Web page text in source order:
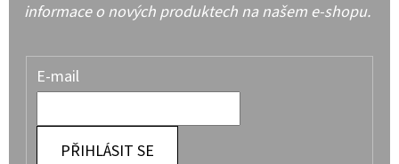
informace o nových produktech na našem e-shopu.
E-mail
PŘIHLÁSIT SE